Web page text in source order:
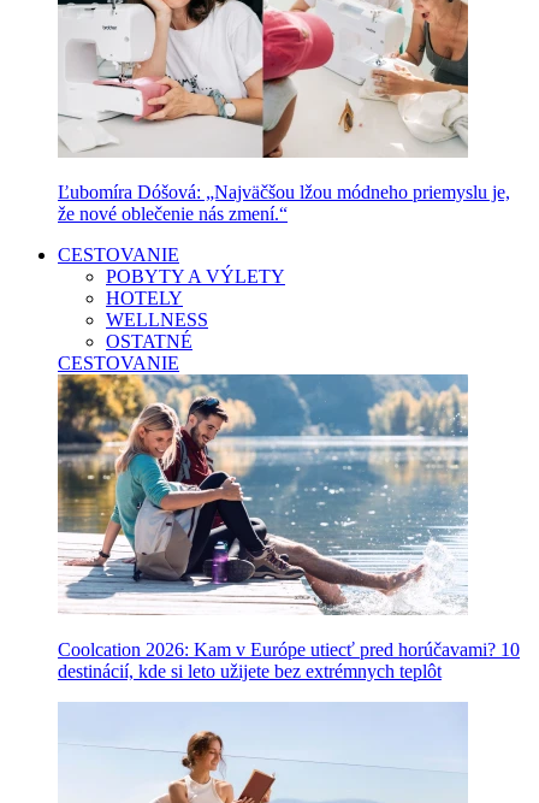
Ľubomíra Dóšová: „Najväčšou lžou módneho priemyslu je,
že nové oblečenie nás zmení.“
CESTOVANIE
POBYTY A VÝLETY
HOTELY
WELLNESS
OSTATNÉ
CESTOVANIE
Coolcation 2026: Kam v Európe utiecť pred horúčavami? 10
destinácií, kde si leto užijete bez extrémnych teplôt